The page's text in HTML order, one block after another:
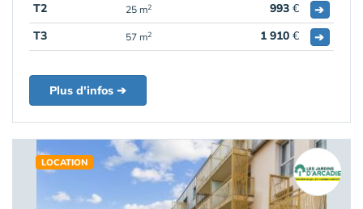
T2 25 m2 993 €
➔
T3
57 m2 1 910 € ➔
Plus d'infos ➔
LOCATION